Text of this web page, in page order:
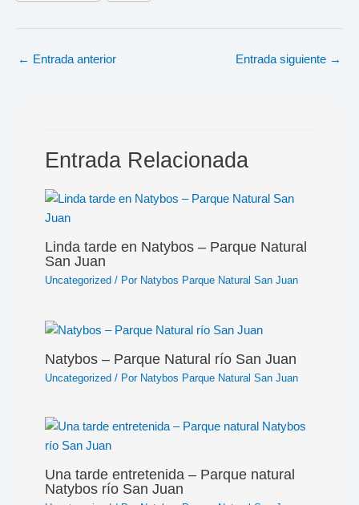
← Entrada anterior Entrada siguiente →
Entrada Relacionada
Linda tarde en Natybos – Parque Natural
San Juan
Uncategorized / Por Natybos Parque Natural San Juan
Natybos – Parque Natural río San Juan
Uncategorized / Por Natybos Parque Natural San Juan
Una tarde entretenida – Parque natural
Natybos río San Juan